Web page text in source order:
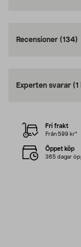
Recensioner (134)
Experten svarar
Fri frakt
Från 599 kr*
Öppet köp
365 dagar